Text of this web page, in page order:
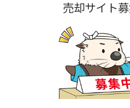
売却サイト募